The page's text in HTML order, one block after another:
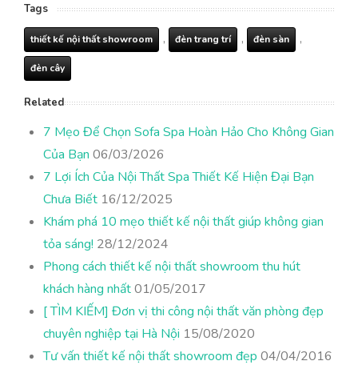
Tags
thiết kế nội thất showroom , đèn trang trí , đèn sàn ,
đèn cây
Related
7 Mẹo Để Chọn Sofa Spa Hoàn Hảo Cho Không Gian
Của Bạn 06/03/2026
7 Lợi Ích Của Nội Thất Spa Thiết Kế Hiện Đại Bạn
Chưa Biết 16/12/2025
Khám phá 10 mẹo thiết kế nội thất giúp không gian
tỏa sáng! 28/12/2024
Phong cách thiết kế nội thất showroom thu hút
khách hàng nhất01/05/2017
[ TÌM KIẾM] Đơn vị thi công nội thất văn phòng đẹp
chuyên nghiệp tại Hà Nội 15/08/2020
Tư vấn thiết kế nội thất showroom đẹp 04/04/2016